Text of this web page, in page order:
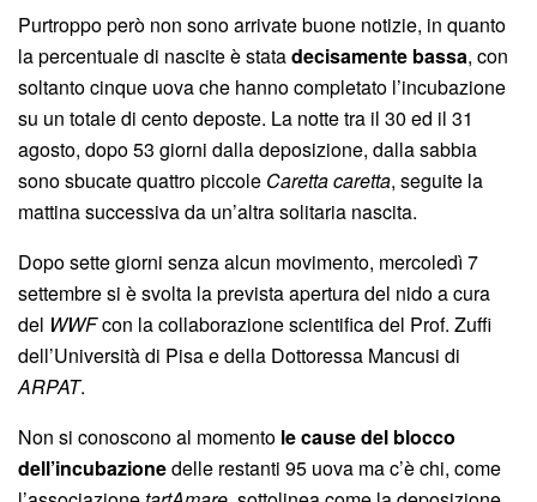
Purtroppo però non sono arrivate buone notizie, in quanto
la percentuale di nascite è statadecisamente bassa, con
soltanto cinque uova che hanno completato l’incubazione
su un totale di cento deposte. La notte tra il 30 ed il 31
agosto, dopo 53 giorni dalla deposizione, dalla sabbia
sono sbucate quattro piccole Caretta caretta, seguite la
mattina successiva da un’altra solitaria nascita.
Dopo sette giorni senza alcun movimento, mercoledì 7
settembre si è svolta la prevista apertura del nido a cura
del WWFcon la collaborazione scientifica del Prof. Zuffi
dell’Università di Pisa e della Dottoressa Mancusi di
ARPAT.
Non si conoscono al momento le cause del blocco
dell’incubazionedelle restanti 95 uova ma c’è chi, come